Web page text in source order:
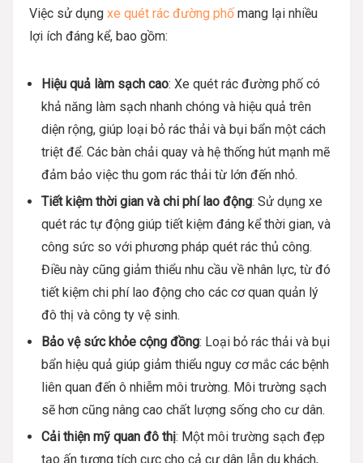
Việc sử dụng xe quét rác đường phố mang lại nhiều
lợi ích đáng kể, bao gồm:
Hiệu quả làm sạch cao: Xe quét rác đường phố có
khả năng làm sạch nhanh chóng và hiệu quả trên
diện rộng, giúp loại bỏ rác thải và bụi bẩn một cách
triệt để. Các bàn chải quay và hệ thống hút mạnh mẽ
đảm bảo việc thu gom rác thải từ lớn đến nhỏ.
Tiết kiệm thời gian và chi phí lao động: Sử dụng xe
quét rác tự động giúp tiết kiệm đáng kể thời gian, và
công sức so với phương pháp quét rác thủ công.
Điều này cũng giảm thiểu nhu cầu về nhân lực, từ đó
tiết kiệm chi phí lao động cho các cơ quan quản lý
đô thị và công ty vệ sinh.
Bảo vệ sức khỏe cộng đồng: Loại bỏ rác thải và bụi
bẩn hiệu quả giúp giảm thiểu nguy cơ mắc các bệnh
liên quan đến ô nhiễm môi trường. Môi trường sạch
sẽ hơn cũng nâng cao chất lượng sống cho cư dân.
Cải thiện mỹ quan đô thị: Một môi trường sạch đẹp
tạo ấn tượng tích cực cho cả cư dân lẫn du khách,